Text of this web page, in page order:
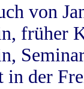
von
früher
in der